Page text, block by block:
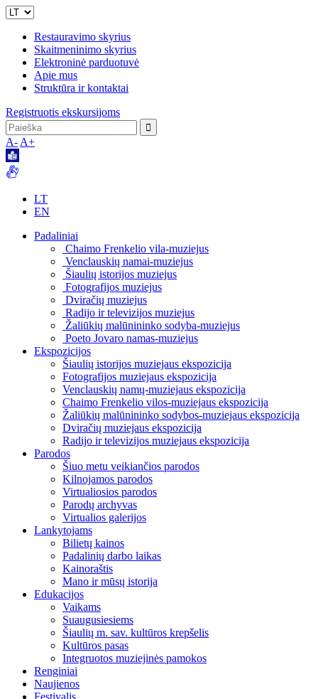
Restauravimo skyrius
Skaitmeninimo skyrius
Elektroninė parduotuvė
Apie mus
Struktūra ir kontaktai
Registruotis ekskursijoms
A- A+
LT
EN
Padaliniai
Chaimo Frenkelio vila-muziejus
Venclauskių namai-muziejus
Šiaulių istorijos muziejus
Fotografijos muziejus
Dviračių muziejus
Radijo ir televizijos muziejus
Žaliūkių malūnininko sodyba-muziejus
Poeto Jovaro namas-muziejus
Ekspozicijos
Šiaulių istorijos muziejaus ekspozicija
Fotografijos muziejaus ekspozicija
Venclauskių namų-muziejaus ekspozicija
Chaimo Frenkelio vilos-muziejaus ekspozicija
Žaliūkių malūnininko sodybos-muziejaus ekspozicija
Dviračių muziejaus ekspozicija
Radijo ir televizijos muziejaus ekspozicija
Parodos
Šiuo metu veikiančios parodos
Kilnojamos parodos
Virtualiosios parodos
Parodų archyvas
Virtualios galerijos
Lankytojams
Bilietų kainos
Padalinių darbo laikas
Kainoraštis
Mano ir mūsų istorija
Edukacijos
Vaikams
Suaugusiesiems
Šiaulių m. sav. kultūros krepšelis
Kultūros pasas
Integruotos muziejinės pamokos
Renginiai
Naujienos
Festivalis